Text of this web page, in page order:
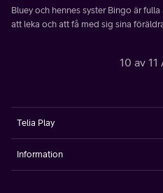
Bluey och hennes syster Bingo är
att leka och att få med sig sina
10 av 11
Telia Play
Information